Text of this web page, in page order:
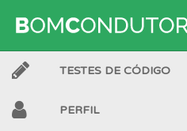
TESTES DE CÓDIGO
PERFIL